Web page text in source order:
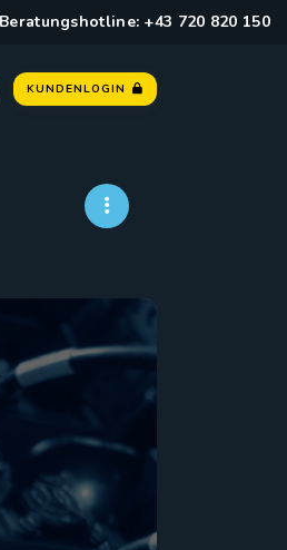
Beratungshotline: +43 720 820 150
KUNDENLOGIN